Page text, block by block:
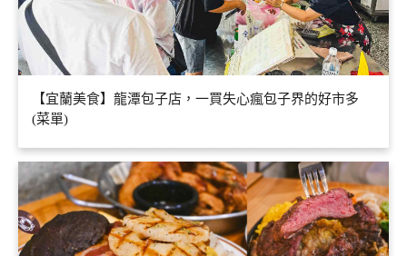
【宜蘭美食】龍潭包子店，一買失心瘋包子界的好市多
(菜單)